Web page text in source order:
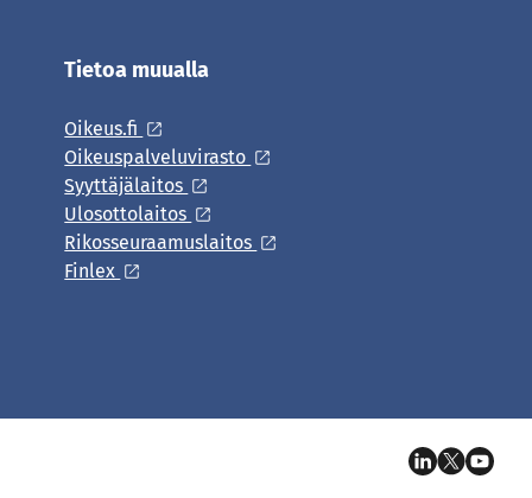
Tietoa muualla
Oikeus.fi
Oikeuspalveluvirasto
Syyttäjälaitos
Ulosottolaitos
Rikosseuraamuslaitos
Finlex